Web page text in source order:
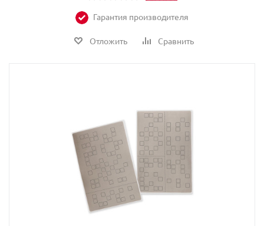
Гарантия производителя
Отложить Сравнить